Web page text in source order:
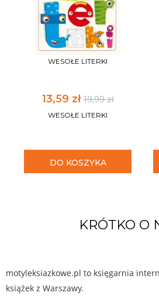
WESOŁE LITERKI
13,59 zł19,99 zł
WESOŁE LITERKI
DO KOSZYKA
KRÓTKO O
motyleksiazkowe.pl to księgarnia
książek z Warszawy.